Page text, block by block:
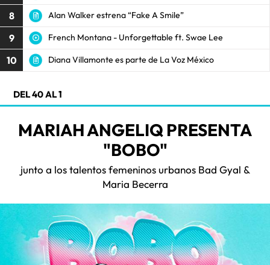
8 Alan Walker estrena “Fake A Smile”
9 French Montana - Unforgettable ft. Swae Lee
10 Diana Villamonte es parte de La Voz México
DEL 40 AL 1
MARIAH ANGELIQ PRESENTA
"BOBO"
junto a los talentos femeninos urbanos Bad Gyal &
Maria Becerra